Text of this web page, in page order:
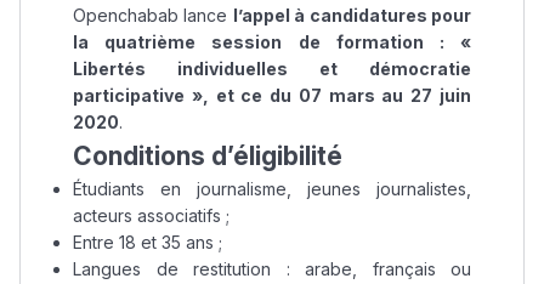
Openchabab lance l’appel à candidatures pour
la quatrième session de formation : «
Libertés individuelles et démocratie
participative », et ce du 07 mars au 27 juin
2020.
Conditions d’éligibilité
Étudiants en journalisme, jeunes journalistes,
acteurs associatifs ;
Entre 18 et 35 ans ;
Langues de restitution : arabe, français ou